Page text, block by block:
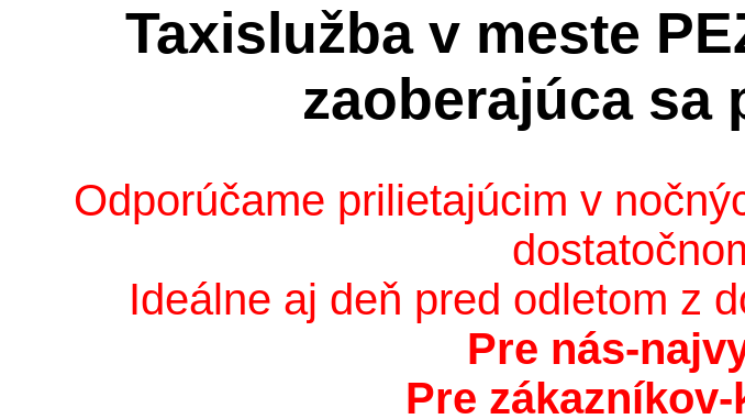
Taxislužba v meste
zaoberajúca sa
Odporúčame prilietajúcim v
Ideálne aj deň pred odletom z
Pre nás-
Pre